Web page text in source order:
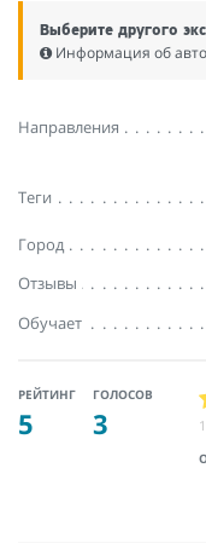
Выберите другого
Информация об
Направления
Теги
Город
Отзывы
Обучает
РЕЙТИНГ
5
ГОЛОСОВ
3 1